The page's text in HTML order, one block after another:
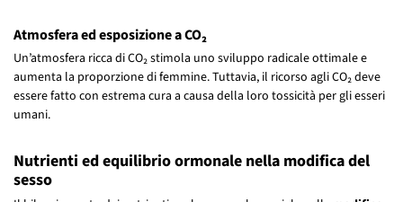
Atmosfera ed esposizione a CO₂
Un’atmosfera ricca di CO₂ stimola uno sviluppo radicale ottimale e
aumenta la proporzione di femmine. Tuttavia, il ricorso agli CO₂ deve
essere fatto con estrema cura a causa della loro tossicità per gli esseri
umani.
Nutrienti ed equilibrio ormonale nella modifica del
sesso